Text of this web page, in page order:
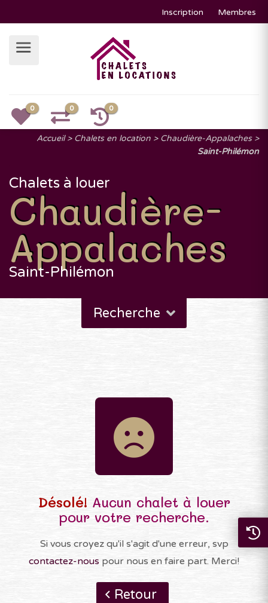
Inscription Membres
0 0 0
Accueil Chalets en location
Chaudière-Appalaches
Saint-Philémon
Chalets à louer
Chaudière-
Appalaches
Saint-Philémon
Recherche
Désolé! Aucun chalet à louer
pour votre recherche.
Si vous croyez qu'il s'agit d'une erreur, svp
contactez-nous pour nous en faire part. Merci!
Retour